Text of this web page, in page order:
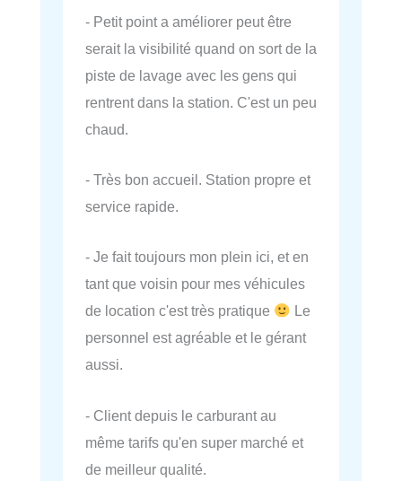
- Petit point a améliorer peut être
serait la visibilité quand on sort de la
piste de lavage avec les gens qui
rentrent dans la station. C'est un peu
chaud.
- Très bon accueil. Station propre et
service rapide.
- Je fait toujours mon plein ici, et en
tant que voisin pour mes véhicules
de location c'est très pratique
Le
personnel est agréable et le gérant
aussi.
- Client depuis le carburant au
même tarifs qu'en super marché et
de meilleur qualité.